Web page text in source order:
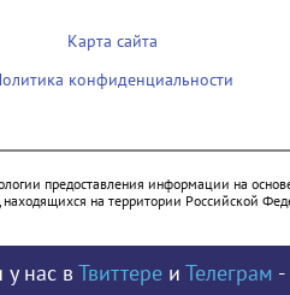
Карта сайта
конфиденциальности
предоставления информации на
находящихся на территории Российской
© 2009 - 2026
нас в Твиттере и Телеграм -